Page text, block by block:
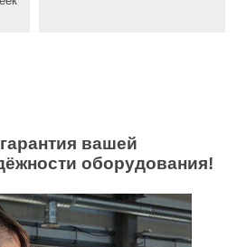
вашей
оборудования!